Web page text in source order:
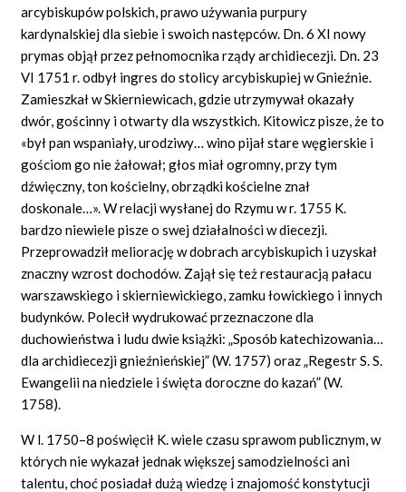
arcybiskupów polskich, prawo używania purpury
kardynalskiej dla siebie i swoich następców. Dn. 6 XI nowy
prymas objął przez pełnomocnika rządy archidiecezji. Dn. 23
VI 1751 r. odbył ingres do stolicy arcybiskupiej w Gnieźnie.
Zamieszkał w Skierniewicach, gdzie utrzymywał okazały
dwór, gościnny i otwarty dla wszystkich. Kitowicz pisze, że to
«był pan wspaniały, urodziwy… wino pijał stare węgierskie i
gościom go nie żałował; głos miał ogromny, przy tym
dźwięczny, ton kościelny, obrządki kościelne znał
doskonale…». W relacji wysłanej do Rzymu w r. 1755 K.
bardzo niewiele pisze o swej działalności w diecezji.
Przeprowadził meliorację w dobrach arcybiskupich i uzyskał
znaczny wzrost dochodów. Zajął się też restauracją pałacu
warszawskiego i skierniewickiego, zamku łowickiego i innych
budynków. Polecił wydrukować przeznaczone dla
duchowieństwa i ludu dwie książki: „Sposób katechizowania…
dla archidiecezji gnieźnieńskiej” (W. 1757) oraz „Regestr S. S.
Ewangelii na niedziele i święta doroczne do kazań” (W.
1758).
W l. 1750–8 poświęcił K. wiele czasu sprawom publicznym, w
których nie wykazał jednak większej samodzielności ani
talentu, choć posiadał dużą wiedzę i znajomość konstytucji